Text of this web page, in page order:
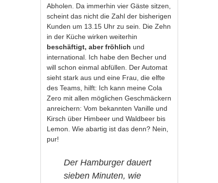
Abholen. Da immerhin vier Gäste sitzen,
scheint das nicht die Zahl der bisherigen
Kunden um 13.15 Uhr zu sein. Die Zehn
in der Küche wirken weiterhin
beschäftigt, aber fröhlich und
international. Ich habe den Becher und
will schon einmal abfüllen. Der Automat
sieht stark aus und eine Frau, die elfte
des Teams, hilft: Ich kann meine Cola
Zero mit allen möglichen Geschmäckern
anreichern: Vom bekannten Vanille und
Kirsch über Himbeer und Waldbeer bis
Lemon. Wie abartig ist das denn? Nein,
pur!
Der Hamburger dauert
sieben Minuten, wie